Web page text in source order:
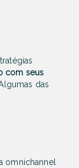
com seus
das
omnichannel